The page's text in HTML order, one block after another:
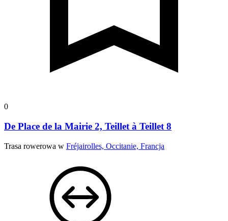
0
De Place de la Mairie 2, Teillet à Teillet 8
Trasa rowerowa w Fréjairolles, Occitanie, Francja